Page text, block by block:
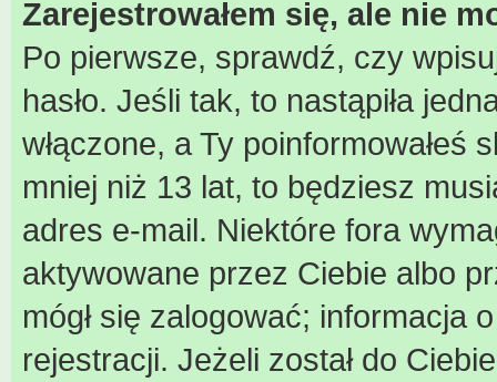
Zarejestrowałem się, ale nie
Po pierwsze, sprawdź, czy
hasło. Jeśli tak, to nastąpiła
włączone, a Ty
mniej niż 13 lat, to będziesz
adres e-mail. Niektóre fora
aktywowane przez Ciebie albo
mógł się zalogować; informacja
rejestracji. Jeżeli został do